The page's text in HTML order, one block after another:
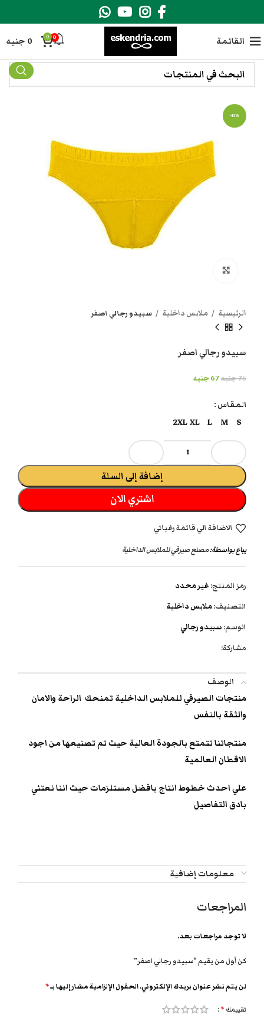
القائمة 0
0
0 جنيه
-11%
الرئيسية ملابس داخلية سبيدو رجالي اصفر
سبيدو رجالي اصفر
75جنيه67جنيه
المقاس
S
M
L
XL
2XL
إضافة إلى السلة
اشتري الان
الاضافة الي قائمة رغباتي
يباع بواسطة:مصنع صيرفي للملابس الداخلية
رمز المنتج: غير محدد
التصنيف:ملابس داخلية
الوسم: سبيدو رجالي
مشاركة:
الوصف
منتجات الصيرفي للملابس الداخلية تمنحك الراحة والامان
والثقة بالنفس
منتجاتنا تتمتع بالجودة العالية حيث تم تصنيعها من اجود
الاقطان العالمية
علي احدث خطوط انتاج بافضل مستلزمات حيث اننا نعتني
بادق التفاصيل
معلومات إضافية
المراجعات
لا توجد مراجعات بعد.
كن أول من يقيم “سبيدو رجالي اصفر”
لن يتم نشر عنوان بريدك الإلكتروني.الحقول الإلزامية مشار إليها بـ*
تقييمك *